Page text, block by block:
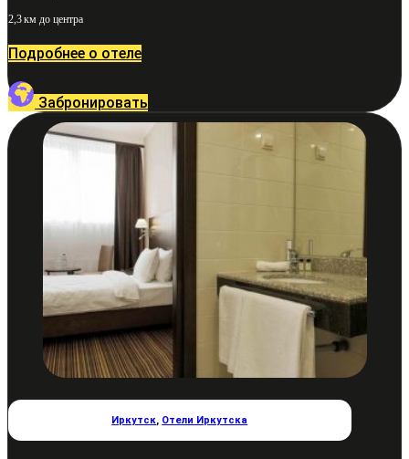
2,3 км до центра
Подробнее о отеле
Забронировать
Иркутск, Отели Иркутска